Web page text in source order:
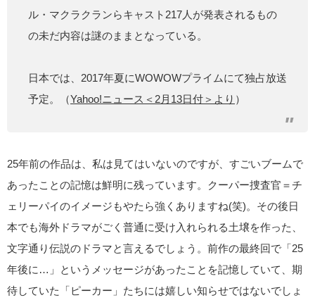
ル・マクラクランらキャスト217人が発表されるもの
の未だ内容は謎のままとなっている。
日本では、2017年夏にWOWOWプライムにて独占放送
予定。（Yahoo!ニュース＜2月13日付＞より ）
25年前の作品は、私は見てはいないのですが、すごいブームで
あったことの記憶は鮮明に残っています。クーパー捜査官＝チ
ェリーパイのイメージもやたら強くありますね(笑)。その後日
本でも海外ドラマがごく普通に受け入れられる土壌を作った、
文字通り伝説のドラマと言えるでしょう。前作の最終回で「25
年後に…」というメッセージがあったことを記憶していて、期
待していた「ピーカー」たちには嬉しい知らせではないでしょ